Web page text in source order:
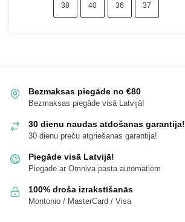
38 40 36 37
Bezmaksas piegāde no €80
Bezmaksas piegāde visā Latvijā!
30 dienu naudas atdošanas garantija!
30 dienu preču atgriešanas garantija!
Piegāde visā Latvijā!
Piegāde ar Omniva pasta automātiem
100% droša izrakstīšanās
Montonio / MasterCard / Visa